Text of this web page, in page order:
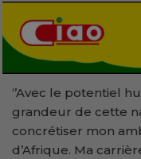
‘’Avec le potentiel
grandeur de cette
concrétiser mon
d’Afrique. Ma